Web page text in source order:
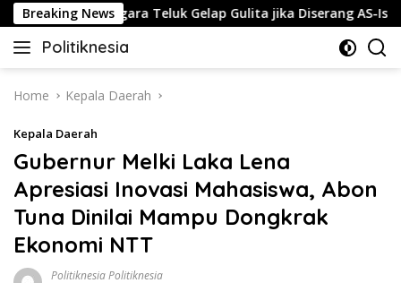
Skip
to
content
Breaking News
Negara-negara Teluk Gelap Gulita jika Diserang AS-Israel
Politiknesia
Politiknesia.com
Home Kepala Daerah
Kepala Daerah
Gubernur Melki Laka Lena
Apresiasi Inovasi Mahasiswa, Abon
Tuna Dinilai Mampu Dongkrak
Ekonomi NTT
Politiknesia Politiknesia